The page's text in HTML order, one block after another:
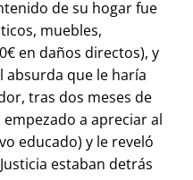
de su hogar fue
muebles,
en daños directos), y
que le haría
tras dos meses de
empezado a apreciar al
educado) y le reveló
estaban detrás